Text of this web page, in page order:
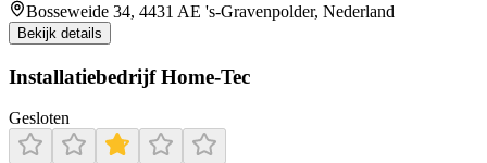
Bosseweide 34, 4431 AE 's-Gravenpolder, Nederland
Bekijk details
Installatiebedrijf Home-Tec
Gesloten